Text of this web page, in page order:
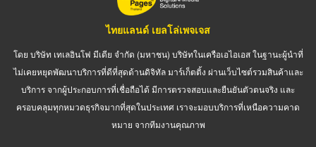
ไทยแลนด์ เยลโล่เพจเจส
โดย บริษัท เทเลอินโฟ มีเดีย จำกัด (มหาชน) บริษัทในเครือเอไอเอส ในฐานะผู้นำที่
ไม่เคยหยุดพัฒนาบริการที่ดีที่สุดด้านดิจิทัล มาร์เก็ตติ้ง ผ่านเว็บไซต์รวมสินค้าและ
บริการ จากผู้ประกอบการที่เชื่อถือได้ มีการตรวจสอบและยืนยันตัวตนจริง และ
ครอบคลุมทุกหมวดธุรกิจมากที่สุดในประเทศ เราจะมอบบริการที่เหนือความคาด
หมาย จากทีมงานคุณภาพ